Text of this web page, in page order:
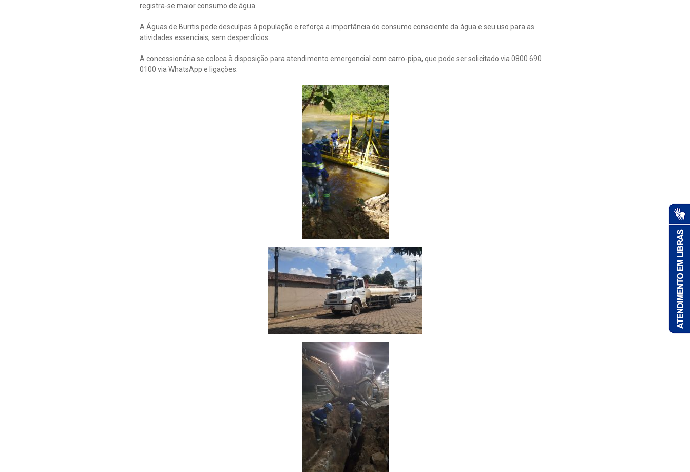
registra-se maior consumo de água.
A Águas de Buritis pede desculpas à população e reforça a importância do consumo consciente da água e seu uso para as
atividades essenciais, sem desperdícios.
A concessionária se coloca à disposição para atendimento emergencial com carro-pipa, que pode ser solicitado via 0800 690
0100 via WhatsApp e ligações.